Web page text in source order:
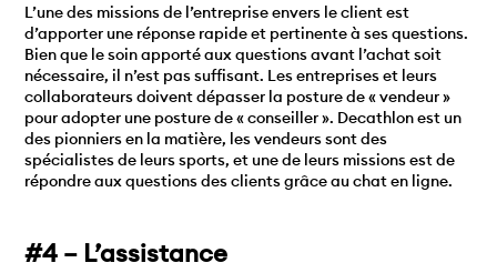
L’une des missions de l’entreprise envers le client est
d’apporter une réponse rapide et pertinente à ses questions.
Bien que le soin apporté aux questions avant l’achat soit
nécessaire, il n’est pas suffisant. Les entreprises et leurs
collaborateurs doivent dépasser la posture de « vendeur »
pour adopter une posture de « conseiller ». Decathlon est un
des pionniers en la matière, les vendeurs sont des
spécialistes de leurs sports, et une de leurs missions est de
répondre aux questions des clients grâce au chat en ligne.
#4 – L’assistance